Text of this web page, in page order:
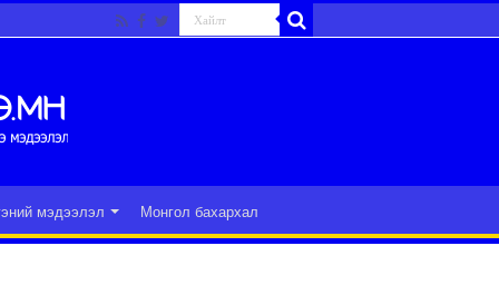
мэдээлэл Монгол бахархал